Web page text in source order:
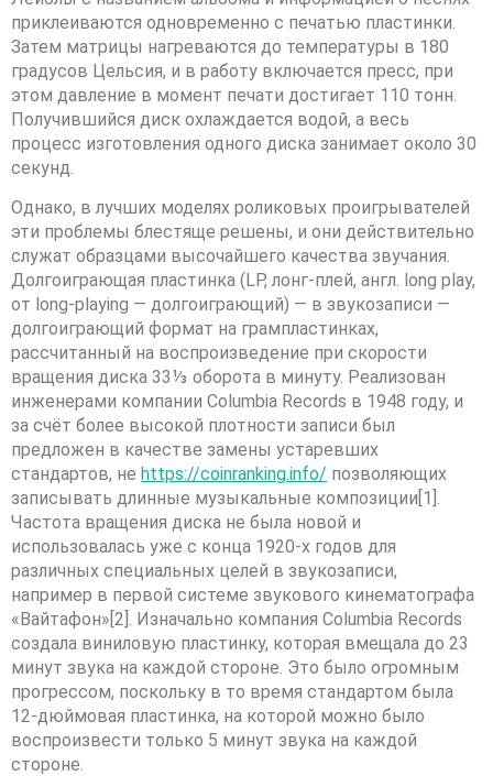
приклеиваются одновременно с печатью пластинки.
Затем матрицы нагреваются до температуры в 180
градусов Цельсия, и в работу включается пресс, при
этом давление в момент печати достигает 110 тонн.
Получившийся диск охлаждается водой, а весь
процесс изготовления одного диска занимает около 30
секунд.
Однако, в лучших моделях роликовых проигрывателей
эти проблемы блестяще решены, и они действительно
служат образцами высочайшего качества звучания.
Долгоиграющая пластинка (LP, лонг-плей, англ. long play,
от long-playing — долгоиграющий) — в звукозаписи —
долгоиграющий формат на грампластинках,
рассчитанный на воспроизведение при скорости
вращения диска 33⅓ оборота в минуту. Реализован
инженерами компании Columbia Records в 1948 году, и
за счёт более высокой плотности записи был
предложен в качестве замены устаревших
стандартов, не https://coinranking.info/ позволяющих
записывать длинные музыкальные композиции[1].
Частота вращения диска не была новой и
использовалась уже с конца 1920-х годов для
различных специальных целей в звукозаписи,
например в первой системе звукового кинематографа
«Вайтафон»[2]. Изначально компания Columbia Records
создала виниловую пластинку, которая вмещала до 23
минут звука на каждой стороне. Это было огромным
прогрессом, поскольку в то время стандартом была
12-дюймовая пластинка, на которой можно было
воспроизвести только 5 минут звука на каждой
стороне.